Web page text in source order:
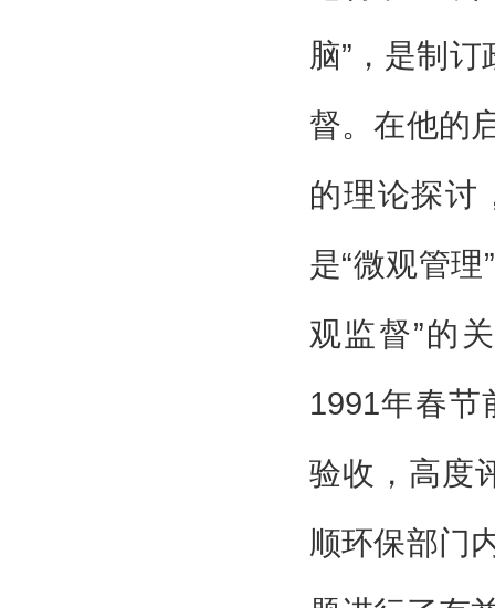
脑”，是制
督。在他的
的理论探讨
是“微观管理
观监督”的
1991年春
验收，高度
顺环保部门